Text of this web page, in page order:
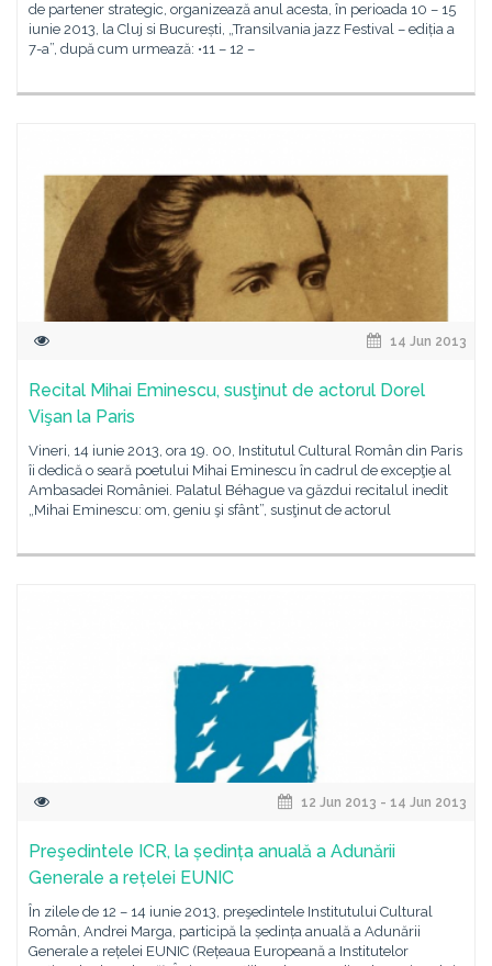
de partener strategic, organizează anul acesta, în perioada 10 – 15
iunie 2013, la Cluj si București, „Transilvania jazz Festival – ediția a
7-a”, după cum urmează: •11 – 12 –
14 Jun 2013
Recital Mihai Eminescu, susţinut de actorul Dorel
Vişan la Paris
Vineri, 14 iunie 2013, ora 19. 00, Institutul Cultural Român din Paris
îi dedică o seară poetului Mihai Eminescu în cadrul de excepţie al
Ambasadei României. Palatul Béhague va găzdui recitalul inedit
„Mihai Eminescu: om, geniu şi sfânt”, susţinut de actorul
12 Jun 2013 - 14 Jun 2013
Preşedintele ICR, la ședința anuală a Adunării
Generale a rețelei EUNIC
În zilele de 12 – 14 iunie 2013, preşedintele Institutului Cultural
Român, Andrei Marga, participă la ședința anuală a Adunării
Generale a rețelei EUNIC (Rețeaua Europeană a Institutelor